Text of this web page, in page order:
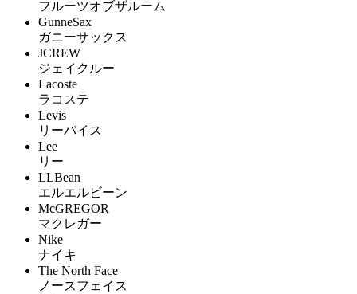
フルーツオブザルーム
GunneSax
ガニーサックス
JCREW
ジェイクルー
Lacoste
ラコステ
Levis
リーバイス
Lee
リー
LLBean
エルエルビーン
McGREGOR
マクレガー
Nike
ナイキ
The North Face
ノースフェイス